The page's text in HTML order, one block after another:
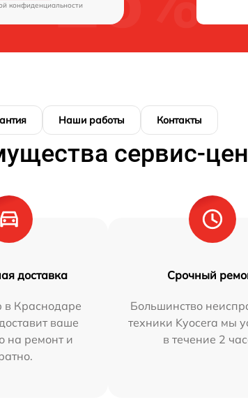
конфиденциальности
Наши работы Контакты
сервис-
доставка
Краснодаре
ваше
на ремонт и
Срочный
Большинство
техники Kyocera мы
в течение 2